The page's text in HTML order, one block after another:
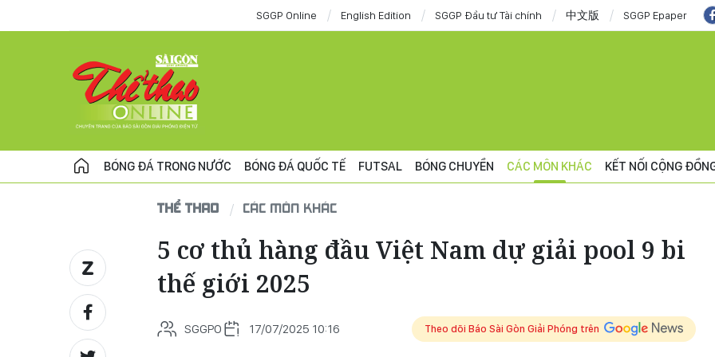
SGGP Online English Edition SGGP Đầu tư Tài chính 中文版 SGGP Epaper
BÓNG ĐÁ TRONG NƯỚC BÓNG ĐÁ QUỐC TẾ FUTSAL BÓNG CHUYỀN CÁC MÔN KHÁC KẾT NỐI CỘNG
THỂ THAO CÁC MÔN KHÁC
5 cơ thủ hàng đầu Việt Nam dự giải pool 9 bi
thế giới 2025
SGGPO 17/07/2025 10:16 Theo dõi Báo Sài Gòn Giải Phóng trên